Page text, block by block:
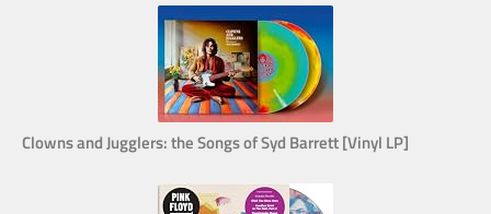
Clowns and Jugglers: the Songs of Syd Barrett [Vinyl LP]